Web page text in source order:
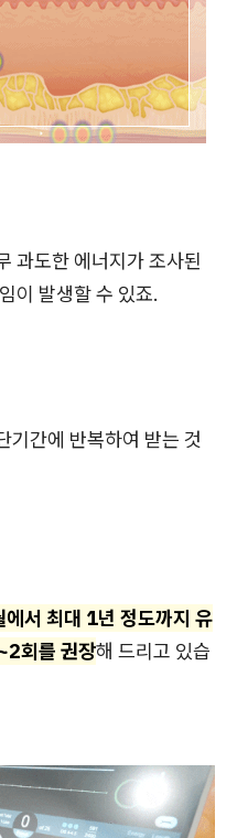
과도한 에너지가 조사된
이 발생할 수 있죠.
기간에 반복하여 받는 것
서 최대 1년 정도까지 유
회를 권장해 드리고 있습